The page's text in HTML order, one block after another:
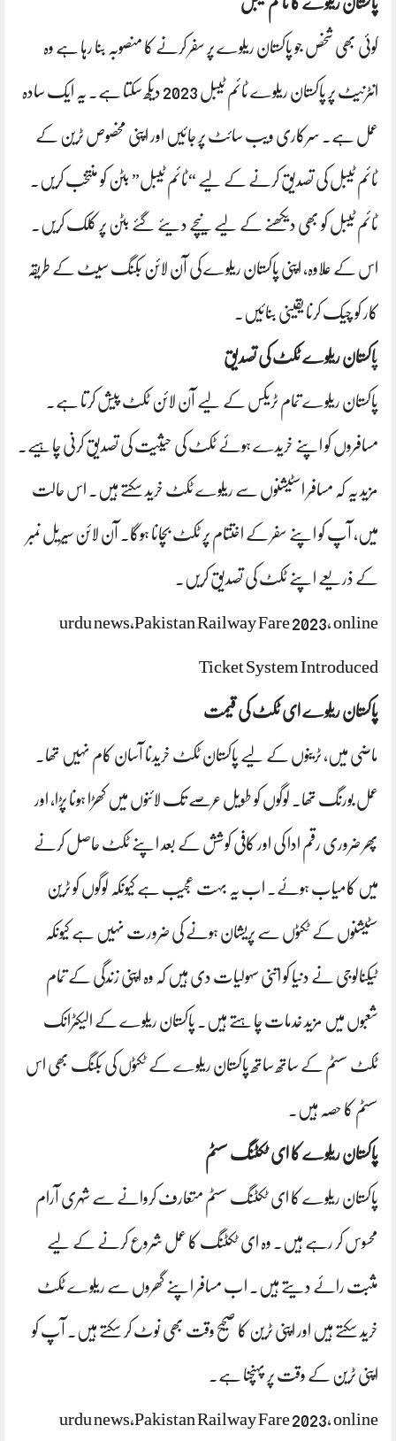
کوئی بھی شخص جو پاکستان ریلوے پر سفر کرنے کا منصوبہ بنا رہا ہے وہ
انٹرنیٹ پر پاکستان ریلوے ٹائم ٹیبل 2023 دیکھ سکتا ہے۔ یہ ایک سادہ
عمل ہے۔ سرکاری ویب سائٹ پر جائیں اور اپنی مخصوص ٹرین کے
ٹائم ٹیبل کی تصدیق کرنے کے لیے “ٹائم ٹیبل” بٹن کو منتخب کریں۔
ٹائم ٹیبل کو بھی دیکھنے کے لیے نیچے دیئے گئے بٹن پر کلک کریں۔
اس کے علاوہ، اپنی پاکستان ریلوے کی آن لائن بکنگ سیٹ کے طریقہ
کار کو چیک کرنا یقینی بنائیں۔
پاکستان ریلوے ٹکٹ کی تصدیق
پاکستان ریلوے تمام ٹریکس کے لیے آن لائن ٹکٹ پیش کرتا ہے۔
مسافروں کو اپنے خریدے ہوئے ٹکٹ کی حیثیت کی تصدیق کرنی چاہیے۔
مزید یہ کہ مسافر اسٹیشنوں سے ریلوے ٹکٹ خرید سکتے ہیں۔ اس حالت
میں، آپ کو اپنے سفر کے اختتام پر ٹکٹ بچانا ہوگا۔ آن لائن سیریل نمبر
کے ذریعے اپنے ٹکٹ کی تصدیق کریں۔
urdu news,Pakistan Railway Fare 2023, online
Ticket System Introduced
پاکستان ریلوے ای ٹکٹ کی قیمت
ماضی میں، ٹرینوں کے لیے پاکستان ٹکٹ خریدنا آسان کام نہیں تھا۔
عمل بورنگ تھا۔ لوگوں کو طویل عرصے تک لائنوں میں کھڑا ہونا پڑا، اور
پھر ضروری رقم ادا کی اور کافی کوشش کے بعد اپنے ٹکٹ حاصل کرنے
میں کامیاب ہوئے۔ اب یہ بہت عجیب ہے کیونکہ لوگوں کو ٹرین
سٹیشنوں کے ٹکٹوں سے پریشان ہونے کی ضرورت نہیں ہے کیونکہ
ٹیکنالوجی نے دنیا کو اتنی سہولیات دی ہیں کہ وہ اپنی زندگی کے تمام
شعبوں میں مزید خدمات چاہتے ہیں۔ پاکستان ریلوے کے الیکٹرانک
ٹکٹ سسٹم کے ساتھ ساتھ پاکستان ریلوے کے ٹکٹوں کی بکنگ بھی اس
سسٹم کا حصہ ہیں۔
پاکستان ریلوے کا ای ٹکٹنگ سسٹم
پاکستان ریلوے کا ای ٹکٹنگ سسٹم متعارف کروانے سے شہری آرام
محسوس کر رہے ہیں۔ وہ ای ٹکٹنگ کا عمل شروع کرنے کے لیے
مثبت رائے دیتے ہیں۔ اب مسافر اپنے گھروں سے ریلوے ٹکٹ
خرید سکتے ہیں اور اپنی ٹرین کا صحیح وقت بھی نوٹ کر سکتے ہیں۔ آپ کو
اپنی ٹرین کے وقت پر پہنچنا ہے۔
urdu news,Pakistan Railway Fare 2023, online